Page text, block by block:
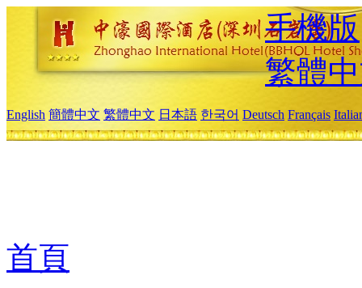
手機版
繁體
English 簡體中文 繁體中文 日本語 한국어 Deutsch Français
首頁